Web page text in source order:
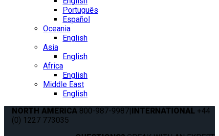
Português
Español
Oceania
English
Asia
English
Africa
English
Middle East
English
NORTH AMERICA 800-987-9987|INTERNATIONAL +44
(0) 1227 773035